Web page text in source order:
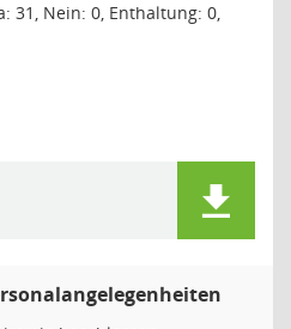
31, Nein: 0, Enthaltung: 0,